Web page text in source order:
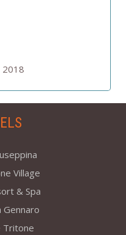
2018
Village
& Spa
Gennaro
Tritone